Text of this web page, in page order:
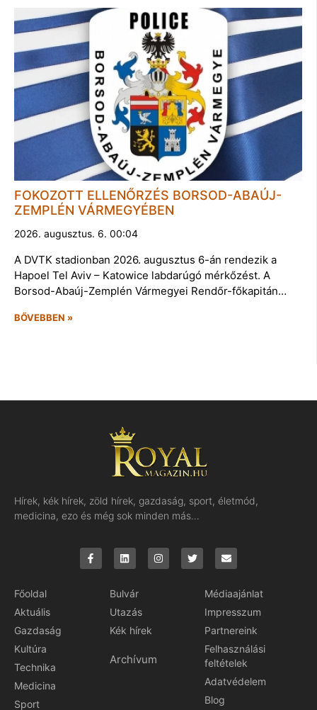
FOKOZOTT ELLENŐRZÉS BORSOD-ABAÚJ-
ZEMPLÉN VÁRMEGYÉBEN
2026. augusztus. 6. 00:04
A DVTK stadionban 2026. augusztus 6-án rendezik a
Hapoel Tel Aviv – Katowice labdarúgó mérkőzést. A
Borsod-Abaúj-Zemplén Vármegyei Rendőr-főkapitán…
BŐVEBBEN »
Hírek, kék hírek, zöld hírek, gazdaság, sport, életmód,
medicina, ezo és még sok minden más…
Főoldal
Aktuális
Gazdaság
Kultúra
Technika
Medicina
Sport
Bulvár
Utazás
Kék hírek
Archívum
Médiaajánlat
Impresszum
Partnereink
Felhasználási
feltételek
Adatvédelem
Blog